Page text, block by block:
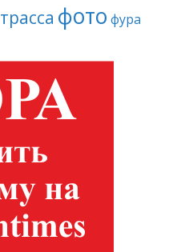
трасса фото фура